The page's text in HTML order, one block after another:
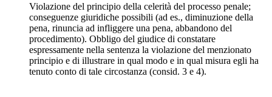
Violazione del principio della celerità del processo penale;
conseguenze giuridiche possibili (ad es., diminuzione della
pena, rinuncia ad infliggere una pena, abbandono del
procedimento). Obbligo del giudice di constatare
espressamente nella sentenza la violazione del menzionato
principio e di illustrare in qual modo e in qual misura egli ha
tenuto conto di tale circostanza (consid. 3 e 4).